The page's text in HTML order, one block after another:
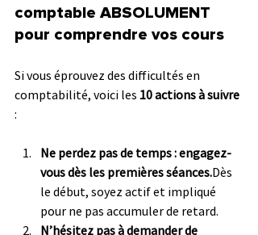
comptable ABSOLUMENT
pour comprendre vos cours
Si vous éprouvez des difficultés en
comptabilité, voici les 10 actions à suivre
:
Ne perdez pas de temps : engagez-
vous dès les premières séances.Dès
le début, soyez actif et impliqué
pour ne pas accumuler de retard.
N’hésitez pas à demander de